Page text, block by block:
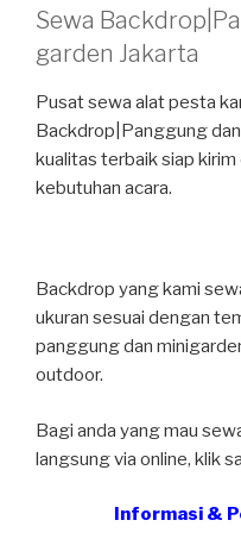
Sewa
garden Jakarta
Pusat sewa alat pesta
Backdrop|Panggung
kualitas terbaik siap
kebutuhan acara.
Backdrop yang kami
ukuran sesuai dengan
panggung dan
outdoor.
Bagi anda yang mau
langsung via online, klik
Informasi &